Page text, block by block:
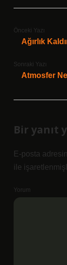
Önceki Yazı
Ağırlık
Sonraki Yazı
Atmosfer
Bir yanıt
E-posta
ile
Yorum